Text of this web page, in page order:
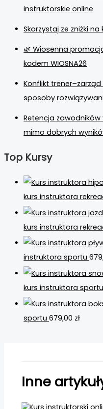
instruktorskie online
Skorzystaj ze zniżki na
🌿 Wiosenna
kodem WIOSNA26
Konflikt
sposoby
Retencja
mimo dobrych
Top Kursy
kurs instruktora
kurs instruktora
instruktora sportu
kurs instruktora sportu
sportu 679,00 zł
Inne